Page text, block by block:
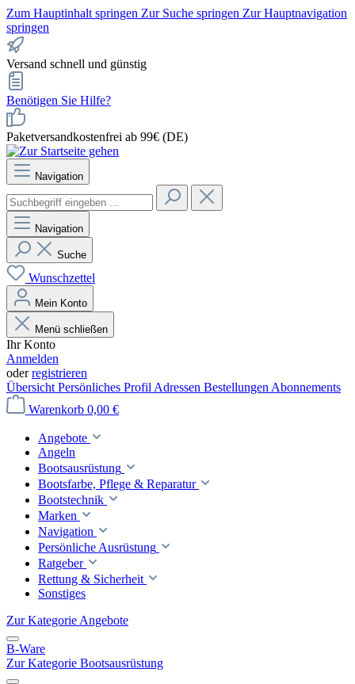
Zum Hauptinhalt springen Zur Suche springen Zur Hauptnavigation
springen
Versand schnell und günstig
Benötigen Sie Hilfe?
Paketversandkostenfrei ab 99€ (DE)
Navigation
Navigation
Suche
Wunschzettel
Mein Konto
Menü schließen
Ihr Konto
Anmelden
oderregistrieren
Übersicht Persönliches Profil Adressen Bestellungen Abonnements
Warenkorb 0,00 €
Angebote
Angeln
Bootsausrüstung
Bootsfarbe, Pflege & Reparatur
Bootstechnik
Marken
Navigation
Persönliche Ausrüstung
Ratgeber
Rettung & Sicherheit
Sonstiges
Zur Kategorie Angebote
B-Ware
Zur Kategorie Bootsausrüstung